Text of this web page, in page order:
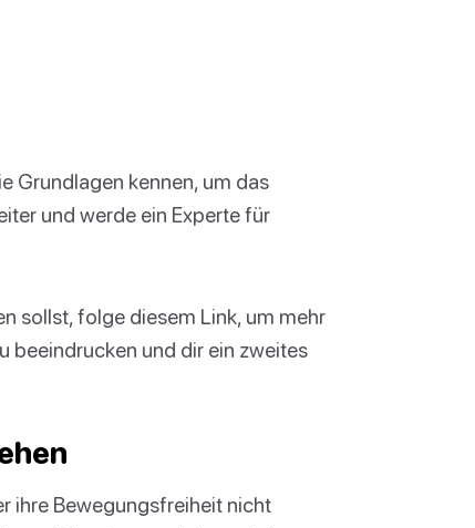
Grundlagen kennen, um das
und werde ein Experte für
sollst, folge diesem Link, um mehr
beeindrucken und dir ein zweites
ihre Bewegungsfreiheit nicht